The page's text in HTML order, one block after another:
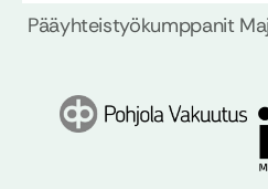
Pääyhteistyökumppanit